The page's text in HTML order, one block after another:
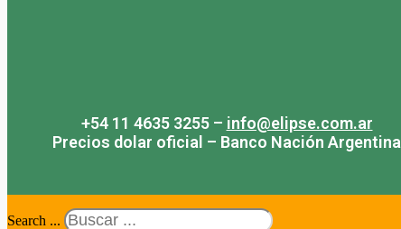
+54 11 4635 3255 – info@elipse.com.ar
Precios dolar oficial – Banco Nación Argentina
Search ...